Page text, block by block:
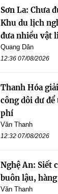
Sơn La: Chưa
Khu du lịch
đưa nhiều vật
Quang Dân
12:36 07/08/2026
Thanh Hóa
công dôi dư
phí
Văn Thanh
12:32 07/08/2026
Nghệ An: Siết
buôn lậu,
Văn Thanh